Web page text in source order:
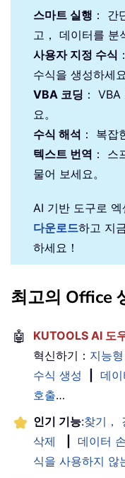
스마트 실행 ：
고， 데이터를 분
사용자 지정 수식
수식을 생성하세요
VBA 코딩 ：
요。
수식 해석 ： 복잡
텍스트 번역 ：
물어 보세요。
AI 기반 도구로 엑
다운로드하고 지
하세요！
최고의 Office
🤖 KUTOOLS AI 도
혁신하기： 지능
수식 생성
데
호출…
인기 기능:찾기，
삭제
데이터
식을 사용하지 않